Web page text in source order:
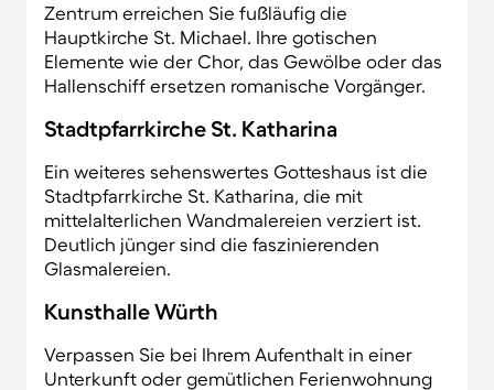
Zentrum erreichen Sie fußläufig die
Hauptkirche St. Michael. Ihre gotischen
Elemente wie der Chor, das Gewölbe oder das
Hallenschiff ersetzen romanische Vorgänger.
Stadtpfarrkirche St. Katharina
Ein weiteres sehenswertes Gotteshaus ist die
Stadtpfarrkirche St. Katharina, die mit
mittelalterlichen Wandmalereien verziert ist.
Deutlich jünger sind die faszinierenden
Glasmalereien.
Kunsthalle Würth
Verpassen Sie bei Ihrem Aufenthalt in einer
Unterkunft oder gemütlichen Ferienwohnung